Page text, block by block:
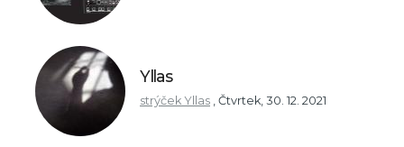
Yllas
strýček Yllas , Čtvrtek, 30. 12. 2021